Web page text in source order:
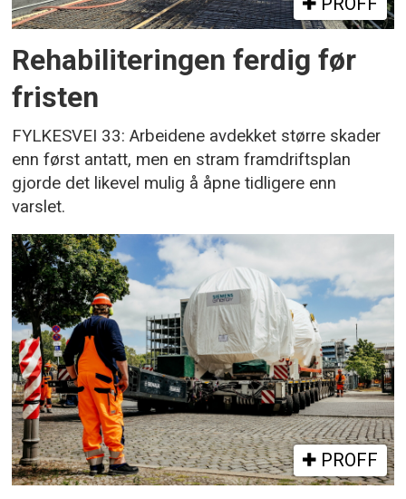
Rehabiliteringen ferdig før
fristen
FYLKESVEI 33: Arbeidene avdekket større skader
enn først antatt, men en stram framdriftsplan
gjorde det likevel mulig å åpne tidligere enn
varslet.
PROFF